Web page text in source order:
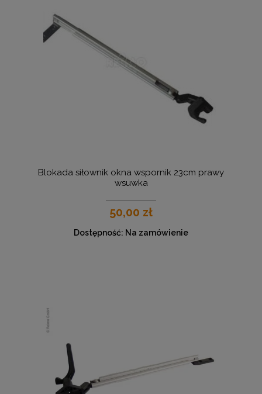
Blokada siłownik okna wspornik 23cm prawy
wsuwka
50,00 zł
Dostępność: Na zamówienie